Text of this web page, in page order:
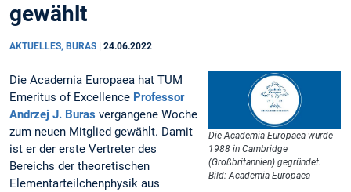
gewählt
AKTUELLES, BURAS 24.06.2022
Die Academia Europaea wurde
1988 in Cambridge
(Großbritannien) gegründet.
Bild: Academia Europaea
Die Academia Europaea hat TUM
Emeritus of Excellence Professor
Andrzej J. Buras vergangene Woche
zum neuen Mitglied gewählt. Damit
ist er der erste Vertreter des
Bereichs der theoretischen
Elementarteilchenphysik aus